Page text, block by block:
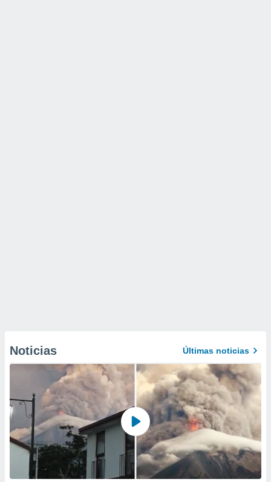
Noticias Últimas noticias